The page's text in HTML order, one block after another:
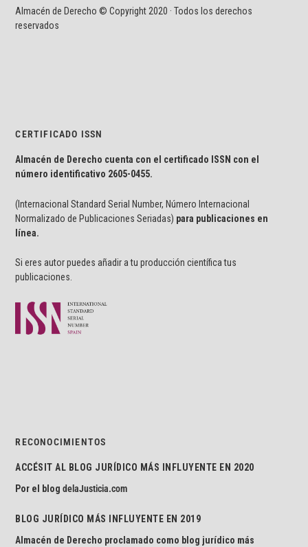
Almacén de Derecho © Copyright 2020 · Todos los derechos
reservados
CERTIFICADO ISSN
Almacén de Derecho cuenta con el certificado ISSN con el
número identificativo 2605-0455.
(Internacional Standard Serial Number, Número Internacional
Normalizado de Publicaciones Seriadas) para publicaciones en
línea.
Si eres autor puedes añadir a tu producción científica tus
publicaciones.
RECONOCIMIENTOS
ACCÉSIT AL BLOG JURÍDICO MÁS INFLUYENTE EN 2020
Por el blogdelaJusticia.com
BLOG JURÍDICO MÁS INFLUYENTE EN 2019
Almacén de Derecho proclamado como blog jurídico más